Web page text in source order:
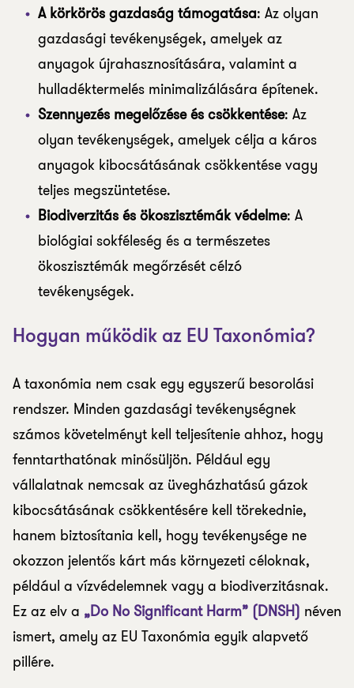
A körkörös gazdaság támogatása: Az olyan
gazdasági tevékenységek, amelyek az
anyagok újrahasznosítására, valamint a
hulladéktermelés minimalizálására építenek.
Szennyezés megelőzése és csökkentése: Az
olyan tevékenységek, amelyek célja a káros
anyagok kibocsátásának csökkentése vagy
teljes megszüntetése.
Biodiverzitás és ökoszisztémák védelme: A
biológiai sokféleség és a természetes
ökoszisztémák megőrzését célzó
tevékenységek.
Hogyan működik az EU Taxonómia?
A taxonómia nem csak egy egyszerű besorolási
rendszer. Minden gazdasági tevékenységnek
számos követelményt kell teljesítenie ahhoz, hogy
fenntarthatónak minősüljön. Például egy
vállalatnak nemcsak az üvegházhatású gázok
kibocsátásának csökkentésére kell törekednie,
hanem biztosítania kell, hogy tevékenysége ne
okozzon jelentős kárt más környezeti céloknak,
például a vízvédelemnek vagy a biodiverzitásnak.
Ez az elv a „Do No Significant Harm” (DNSH) néven
ismert, amely az EU Taxonómia egyik alapvető
pillére.